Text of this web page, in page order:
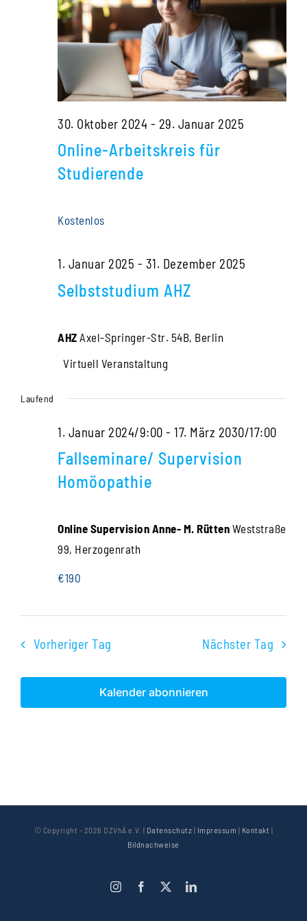
2024
Online-Arbeitskreis für
Studierende
30. Oktober 2024 - 29. Januar 2025
Kostenlos
Selbststudium AHZ
1. Januar 2025 - 31. Dezember 2025
AHZ Axel-Springer-Str. 54B, Berlin
Virtuell Veranstaltung
Laufend
Fallseminare/ Supervision
Homöopathie
1. Januar 2024/9:00 - 17. März 2030/17:00
Online Supervision Anne- M. Rütten Weststraße
99, Herzogenrath
€190
Vorheriger Tag Nächster Tag
Kalender abonnieren
© Copyright - 2026 DZVhÄ e.V. | Datenschutz | Impressum | Kontakt |
Bildnachweise
InstagramFacebook LinkedIn